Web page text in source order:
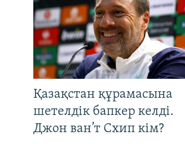
Қазақстан құрамасына
шетелдік бапкер келді.
Джон ван’т Схип кім?